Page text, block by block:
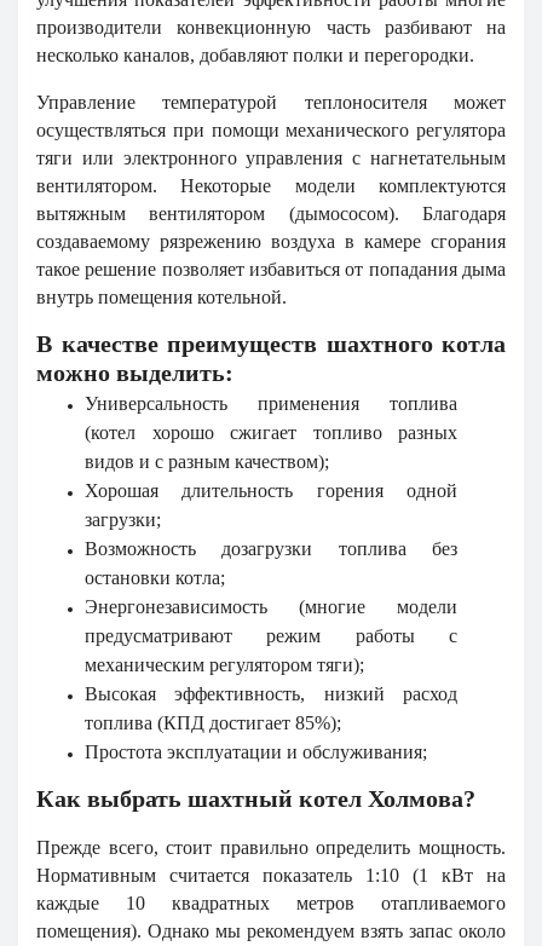
производители конвекционную часть разбивают на
несколько каналов, добавляют полки и перегородки.
Управление температурой теплоносителя может
осуществляться при помощи механического регулятора
тяги или электронного управления с нагнетательным
вентилятором. Некоторые модели комплектуются
вытяжным вентилятором (дымососом). Благодаря
создаваемому рязрежению воздуха в камере сгорания
такое решение позволяет избавиться от попадания дыма
внутрь помещения котельной.
В качестве преимуществ шахтного котла
можно выделить:
Универсальность применения топлива
(котел хорошо сжигает топливо разных
видов и с разным качеством);
Хорошая длительность горения одной
загрузки;
Возможность дозагрузки топлива без
остановки котла;
Энергонезависимость (многие модели
предусматривают режим работы с
механическим регулятором тяги);
Высокая эффективность, низкий расход
топлива (КПД достигает 85%);
Простота эксплуатации и обслуживания;
Как выбрать шахтный котел Холмова?
Прежде всего, стоит правильно определить мощность.
Нормативным считается показатель 1:10 (1 кВт на
каждые 10 квадратных метров отапливаемого
помещения). Однако мы рекомендуем взять запас около